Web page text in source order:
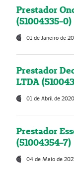
Prestador
(51004335-0)
01 de Janeiro de
Prestador
LTDA
01 de Abril de 2020
Prestador
(51004354-7)
04 de Maio de